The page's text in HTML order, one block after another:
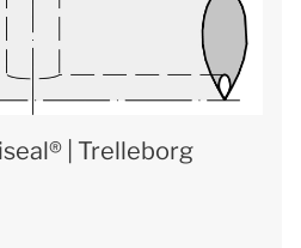
| Trelleborg